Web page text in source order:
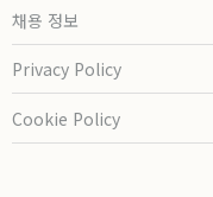
채용 정보
Privacy Policy
Cookie Policy